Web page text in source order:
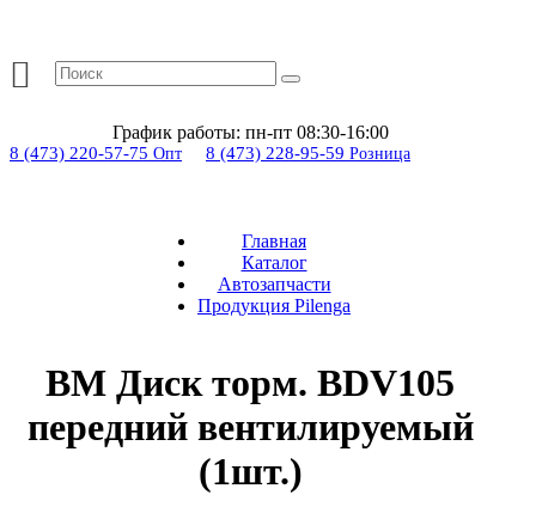
График работы: пн-пт 08:30-16:00
8 (473) 220-57-75 Опт 8 (473) 228-95-59 Розница
Главная
Каталог
Автозапчасти
Продукция Pilenga
BM Диск торм. BDV105
передний вентилируемый
(1шт.)